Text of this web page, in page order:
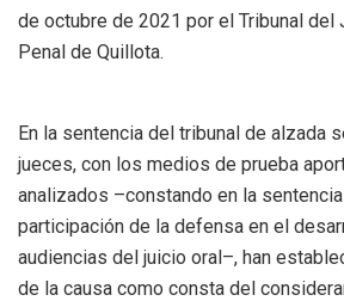
de octubre de 2021 por el Tribunal del
Penal de Quillota.
En la sentencia del tribunal de alzada
jueces, con los medios de prueba
analizados –constando en la
participación de la defensa en el
audiencias del juicio oral–, han
de la causa como consta del